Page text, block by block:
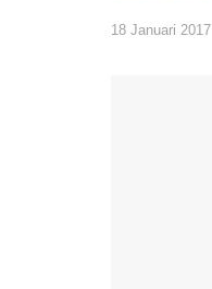
18 Januari 2017